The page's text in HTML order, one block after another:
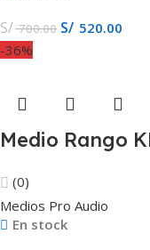
S/700.00 S/ 520.00
-36%
Medio Rango
(0)
Medios Pro Audio
En stock